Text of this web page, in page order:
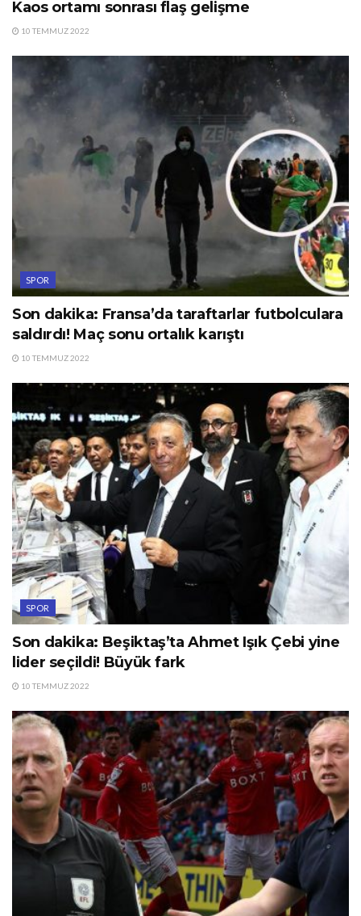
Kaos ortamı sonrası flaş gelişme
10 TEMMUZ 2022
SPOR
Son dakika: Fransa’da taraftarlar futbolculara
saldırdı! Maç sonu ortalık karıştı
10 TEMMUZ 2022
SPOR
Son dakika: Beşiktaş’ta Ahmet Işık Çebi yine
lider seçildi! Büyük fark
10 TEMMUZ 2022